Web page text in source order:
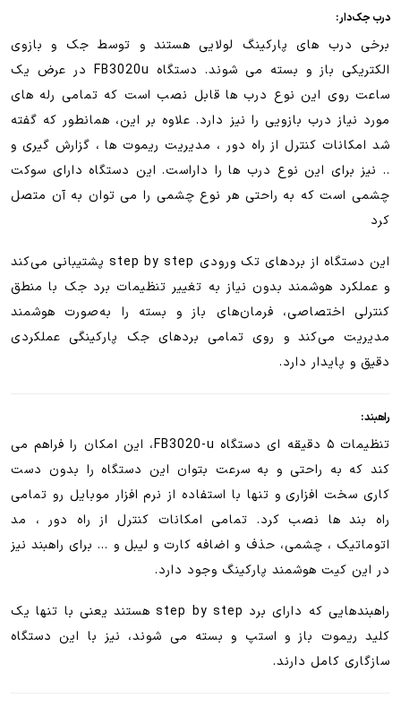
درب جک دار :
برخی درب های پارکینگ لولایی هستند و توسط جک و بازوی
الکتریکی باز و بسته می شوند. دستگاه FB3020u در عرض یک
ساعت روی این نوع درب ها قابل نصب است که تمامی رله های
مورد نیاز درب بازویی را نیز دارد. علاوه بر این، همانطور که گفته
شد امکانات کنترل از راه دور ، مدیریت ریموت ها ، گزارش گیری و
.. نیز برای این نوع درب ها را داراست. این دستگاه دارای سوکت
چشمی است که به راحتی هر نوع چشمی را می توان به آن متصل
کرد
این دستگاه از بردهای تک ورودی step by step پشتیبانی می‌کند
و عملکرد هوشمند بدون نیاز به تغییر تنظیمات برد جک با منطق
کنترلی اختصاصی، فرمان‌های باز و بسته را به‌صورت هوشمند
مدیریت می‌کند و روی تمامی بردهای جک پارکینگی عملکردی
دقیق و پایدار دارد.
راهبند :
تنظیمات ۵ دقیقه ای دستگاه FB3020-u، این امکان را فراهم می
کند که به راحتی و به سرعت بتوان این دستگاه را بدون دست
کاری سخت افزاری و تنها با استفاده از نرم افزار موبایل رو تمامی
راه بند ها نصب کرد. تمامی امکانات کنترل از راه دور ، مد
اتوماتیک ، چشمی، حذف و اضافه کارت و لیبل و … برای راهبند نیز
در این کیت هوشمند پارکینگ وجود دارد.
راهبندهایی که دارای برد step by step هستند یعنی با تنها یک
کلید ریموت باز و استپ و بسته می شوند، نیز با این دستگاه
سازگاری کامل دارند.